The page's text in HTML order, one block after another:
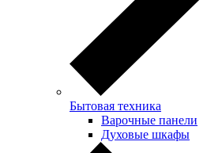
Бытовая техника
Варочные панели
Духовые шкафы